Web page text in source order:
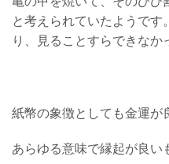
と考えられていたようです
り、見ることすらできなか
紙幣の象徴としても金運が
あらゆる意味で縁起が良い